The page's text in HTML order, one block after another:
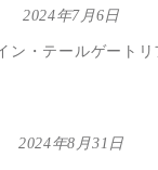
2024年7月6日
ン・テールゲートリ
2024年8月31日